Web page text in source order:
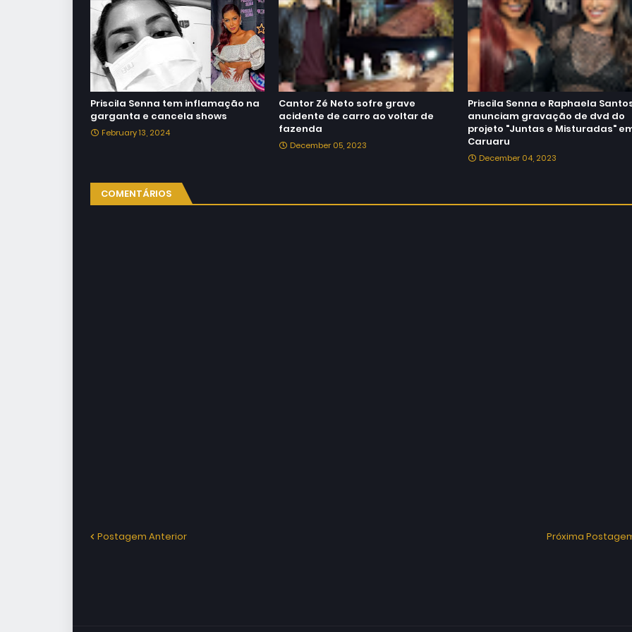
Priscila Senna tem inflamação na
garganta e cancela shows
February 13, 2024
Cantor Zé Neto sofre grave
acidente de carro ao voltar de
fazenda
December 05, 2023
Priscila Senna e Raphaela
anunciam gravação de dvd do
projeto "Juntas e Misturadas"
Caruaru
December 04, 2023
COMENTÁRIOS
Postagem Anterior Próxima